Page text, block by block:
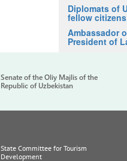
Diplomats of
fellow
Ambassador
President of
Senate of the Oliy Majlis of the
Republic of Uzbekistan
State Committee for Tourism
Development